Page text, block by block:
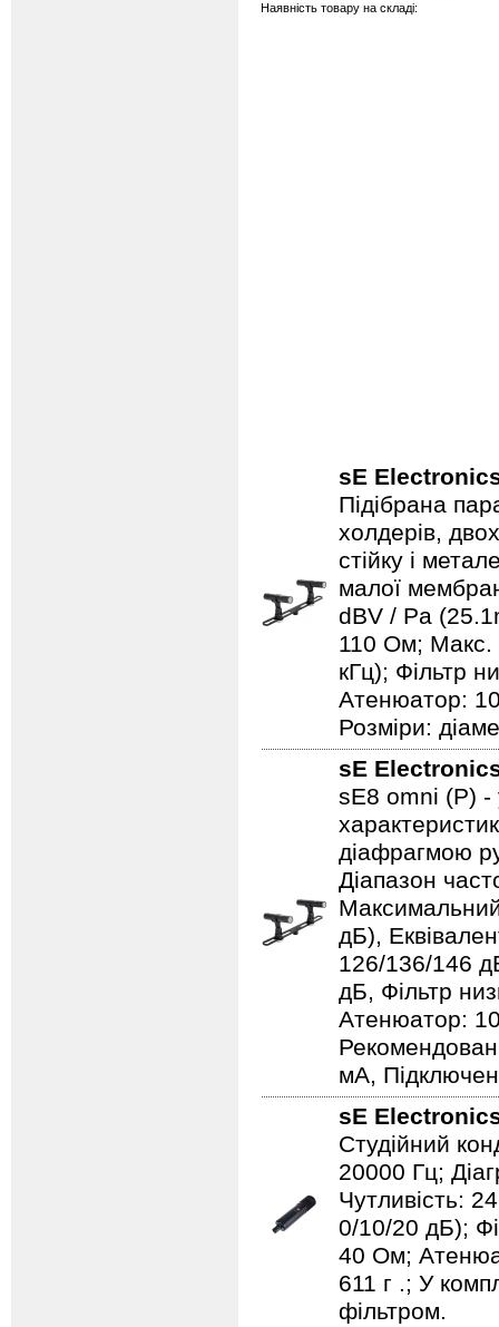
Наявність товару на складі:
sE
Підібрана
холдерів,
стійку і
малої
dBV / Pa
110 Ом; Макс.
кГц); Фільтр
Атенюатор:
Розміри:
sE
sE8 omni (P) -
діафрагмою
Діапазон
дБ),
126/136/146
дБ, Фільтр
Атенюатор:
мА,
sE
Студійний
20000 Гц;
Чутливість:
0/10/20 дБ);
40 Ом;
611 г .; У
фільтром.